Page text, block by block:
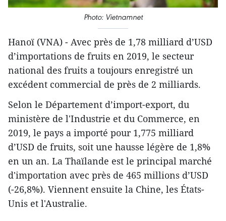
Photo: Vietnamnet
Hanoï (VNA) - Avec près de 1,78 milliard d’USD
d’importations de fruits en 2019, le secteur
national des fruits a toujours enregistré un
excédent commercial de près de 2 milliards.
Selon le Département d’import-export, du
ministère de l'Industrie et du Commerce, en
2019, le pays a importé pour 1,775 milliard
d’USD de fruits, soit une hausse légère de 1,8%
en un an. La Thaïlande est le principal marché
d'importation avec près de 465 millions d’USD
(-26,8%). Viennent ensuite la Chine, les États-
Unis et l'Australie.